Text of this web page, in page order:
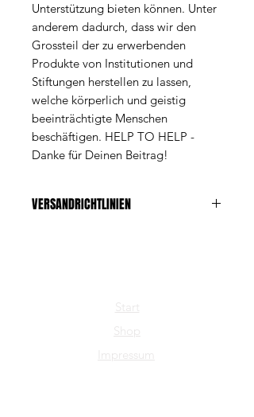
Unterstützung bieten können. Unter
anderem dadurch, dass wir den
Grossteil der zu erwerbenden
Produkte von Institutionen und
Stiftungen herstellen zu lassen,
welche körperlich und geistig
beeinträchtigte Menschen
beschäftigen. HELP TO HELP -
Danke für Deinen Beitrag!
VERSANDRICHTLINIEN
Start
Shop
Impressum